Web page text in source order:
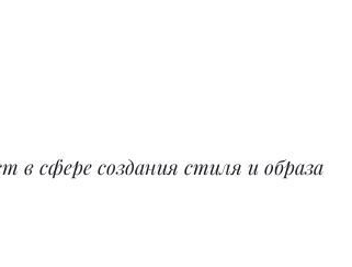
в сфере создания стиля и образа